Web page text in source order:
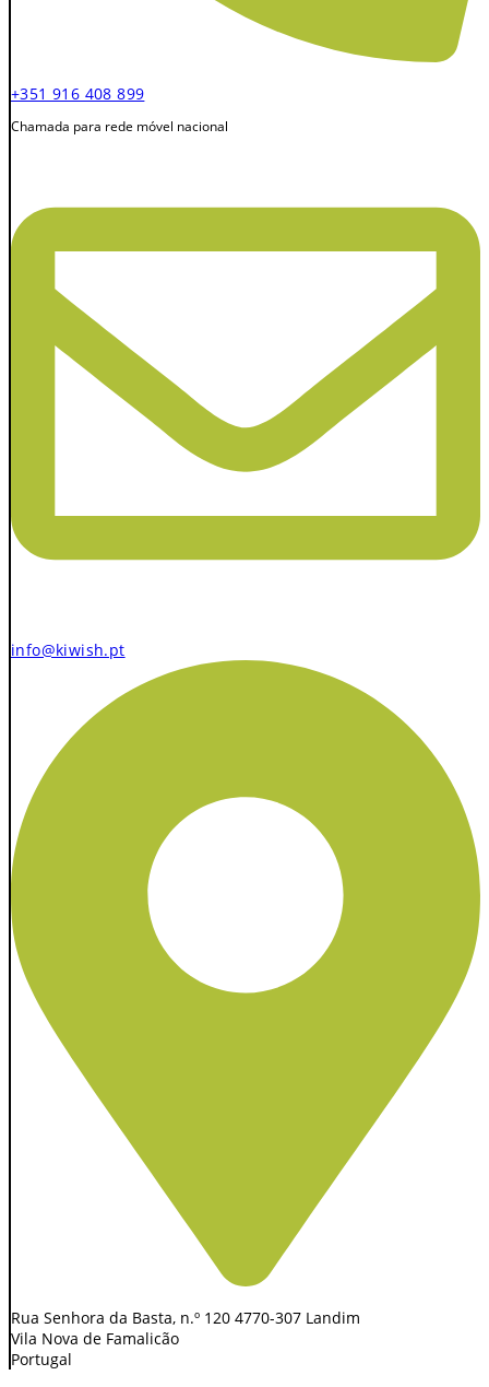
+351 916 408 899
Chamada para rede móvel nacional
info@kiwish.pt
Rua Senhora da Basta, n.º 120 4770-307 Landim
Vila Nova de Famalicão
Portugal